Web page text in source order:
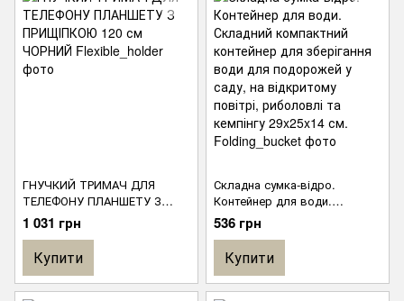
ГНУЧКИЙ ТРИМАЧ ДЛЯ
ТЕЛЕФОНУ ПЛАНШЕТУ З
ПРИЩІПКОЮ 120 см ЧОРНИЙ
1 031 грн
Купити
Складна сумка-відро.
Контейнер для води.
Складний компактний
контейнер для зберігання
води для подорожей у саду,
на відкритому повітрі,
риболовлі та кемпінгу
536 грн
Купити